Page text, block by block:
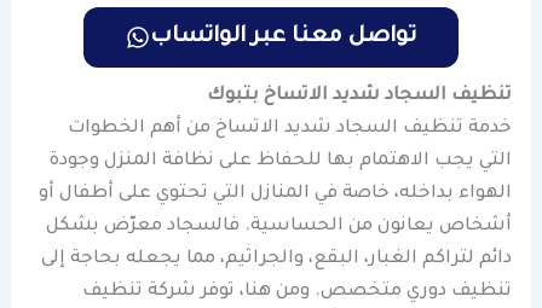
تواصل معنا عبر الواتساب
تنظيف السجاد شديد الاتساخ بتبوك
خدمة تنظيف السجاد شديد الاتساخ من أهم الخطوات
التي يجب الاهتمام بها للحفاظ على نظافة المنزل وجودة
الهواء بداخله، خاصة في المنازل التي تحتوي على أطفال أو
أشخاص يعانون من الحساسية. فالسجاد معرّض بشكل
دائم لتراكم الغبار، البقع، والجراثيم، مما يجعله بحاجة إلى
تنظيف دوري متخصص. ومن هنا، توفر شركة تنظيف